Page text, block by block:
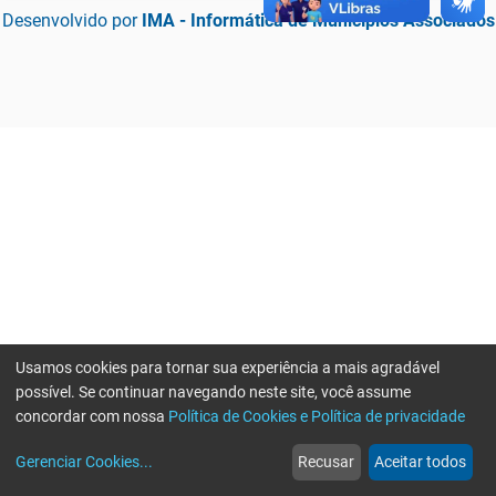
Desenvolvido por IMA - Informática de Municípios Associados
web
Notícias
more_horiz
Mais
Usamos cookies para tornar sua experiência a mais agradável
possível. Se continuar navegando neste site, você assume
concordar com nossa Política de Cookies e Política de privacidade
Gerenciar Cookies... Recusar Aceitar todos
Erro ao enviar informações, por favor tente novamente